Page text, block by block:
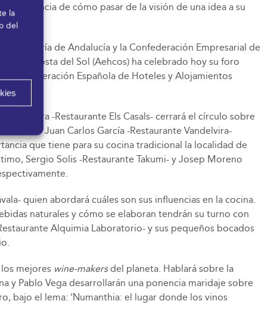
la
del
de cómo pasar de la visión de una idea a su
de Andalucía y la Confederación Empresarial de
de la Costa del Sol (Aehcos) ha celebrado hoy su foro
Confederación Española de Hoteles y Alojamientos
Rovira -Restaurante Els Casals- cerrará el círculo sobre
como Juan Carlos García -Restaurante Vandelvira-
que tiene para su cocina tradicional la localidad de
Sergio Solis -Restaurante Takumi- y Josep Moreno
quien abordará cuáles son sus influencias en la cocina.
naturales y cómo se elaboran tendrán su turno con
Alquimia Laboratorio- y sus pequeños bocados
mejores wine-makersdel planeta. Hablará sobre la
Pablo Vega desarrollarán una ponencia maridaje sobre
bajo el lema: ‘Numanthia: el lugar donde los vinos